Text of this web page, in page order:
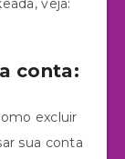
veja:
conta:
excluir
sua conta